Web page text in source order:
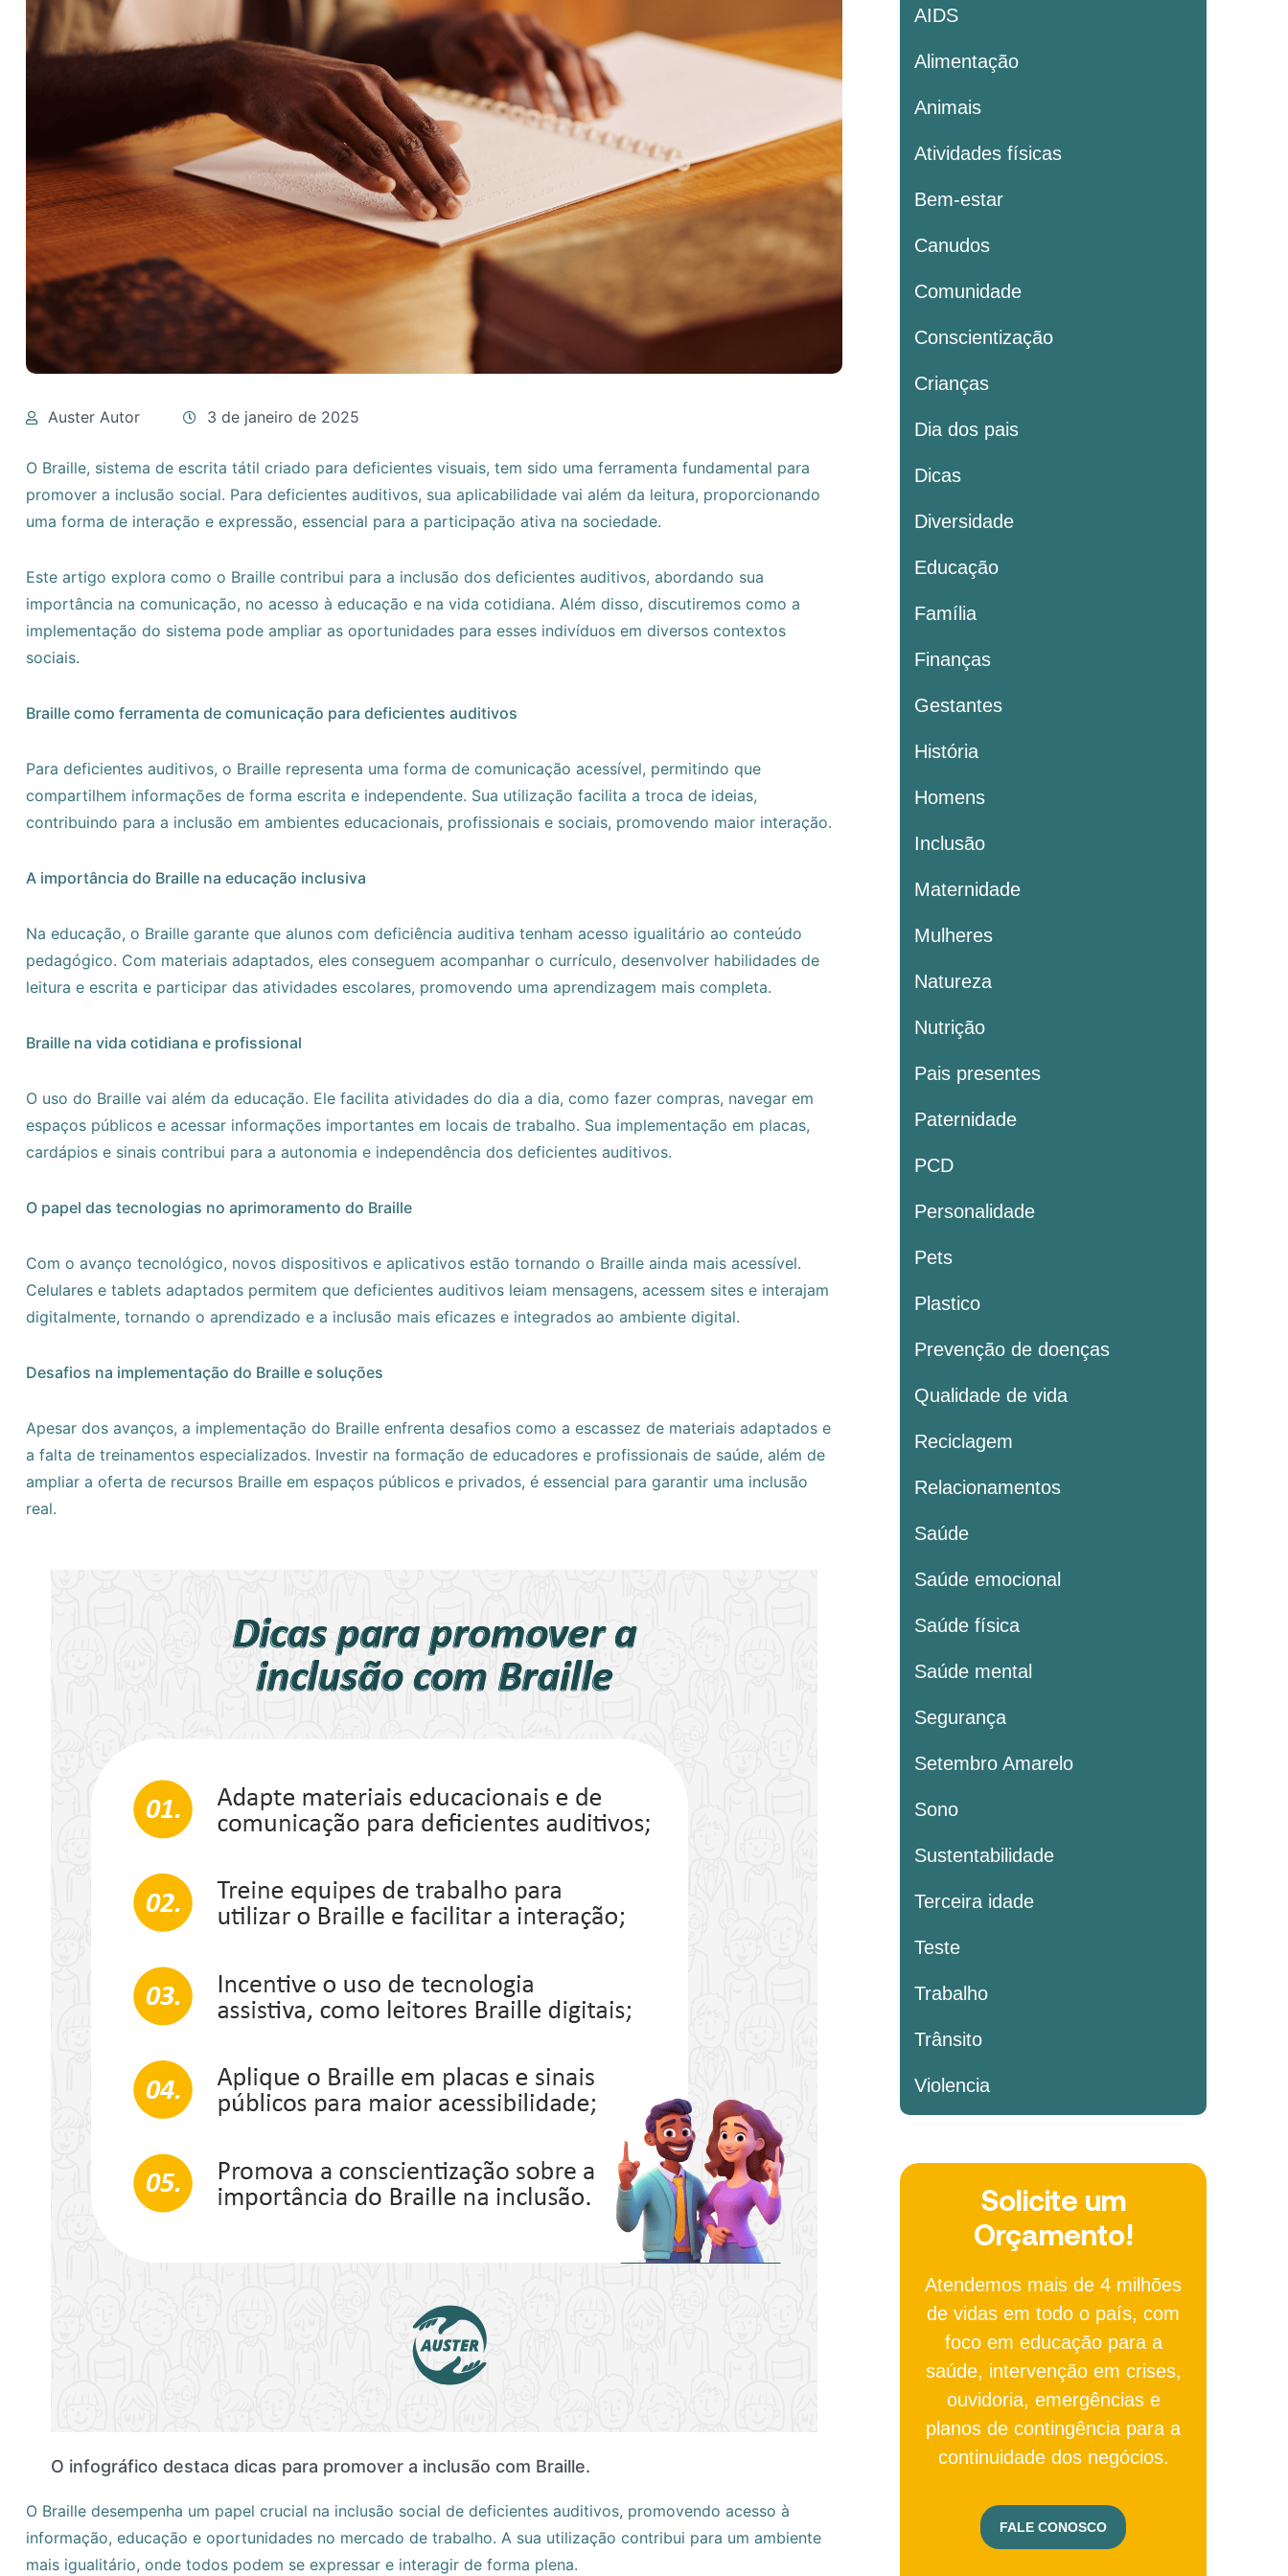
Auster Autor 3 de janeiro de 2025
O Braille, sistema de escrita tátil criado para deficientes visuais, tem sido uma ferramenta fundamental para
promover a inclusão social. Para deficientes auditivos, sua aplicabilidade vai além da leitura, proporcionando
uma forma de interação e expressão, essencial para a participação ativa na sociedade.
Este artigo explora como o Braille contribui para a inclusão dos deficientes auditivos, abordando sua
importância na comunicação, no acesso à educação e na vida cotidiana. Além disso, discutiremos como a
implementação do sistema pode ampliar as oportunidades para esses indivíduos em diversos contextos
sociais.
Braille como ferramenta de comunicação para deficientes auditivos
Para deficientes auditivos, o Braille representa uma forma de comunicação acessível, permitindo que
compartilhem informações de forma escrita e independente. Sua utilização facilita a troca de ideias,
contribuindo para a inclusão em ambientes educacionais, profissionais e sociais, promovendo maior interação.
A importância do Braille na educação inclusiva
Na educação, o Braille garante que alunos com deficiência auditiva tenham acesso igualitário ao conteúdo
pedagógico. Com materiais adaptados, eles conseguem acompanhar o currículo, desenvolver habilidades de
leitura e escrita e participar das atividades escolares, promovendo uma aprendizagem mais completa.
Braille na vida cotidiana e profissional
O uso do Braille vai além da educação. Ele facilita atividades do dia a dia, como fazer compras, navegar em
espaços públicos e acessar informações importantes em locais de trabalho. Sua implementação em placas,
cardápios e sinais contribui para a autonomia e independência dos deficientes auditivos.
O papel das tecnologias no aprimoramento do Braille
Com o avanço tecnológico, novos dispositivos e aplicativos estão tornando o Braille ainda mais acessível.
Celulares e tablets adaptados permitem que deficientes auditivos leiam mensagens, acessem sites e interajam
digitalmente, tornando o aprendizado e a inclusão mais eficazes e integrados ao ambiente digital.
Desafios na implementação do Braille e soluções
Apesar dos avanços, a implementação do Braille enfrenta desafios como a escassez de materiais adaptados e
a falta de treinamentos especializados. Investir na formação de educadores e profissionais de saúde, além de
ampliar a oferta de recursos Braille em espaços públicos e privados, é essencial para garantir uma inclusão
real.
O infográfico destaca dicas para promover a inclusão com Braille.
O Braille desempenha um papel crucial na inclusão social de deficientes auditivos, promovendo acesso à
informação, educação e oportunidades no mercado de trabalho. A sua utilização contribui para um ambiente
mais igualitário, onde todos podem se expressar e interagir de forma plena.
AIDS
Alimentação
Animais
Atividades físicas
Bem-estar
Canudos
Comunidade
Conscientização
Crianças
Dia dos pais
Dicas
Diversidade
Educação
Família
Finanças
Gestantes
História
Homens
Inclusão
Maternidade
Mulheres
Natureza
Nutrição
Pais presentes
Paternidade
PCD
Personalidade
Pets
Plastico
Prevenção de doenças
Qualidade de vida
Reciclagem
Relacionamentos
Saúde
Saúde emocional
Saúde física
Saúde mental
Segurança
Setembro Amarelo
Sono
Sustentabilidade
Terceira idade
Teste
Trabalho
Trânsito
Violencia
Solicite um
Orçamento!
Atendemos mais de 4 milhões
de vidas em todo o país, com
foco em educação para a
saúde, intervenção em crises,
ouvidoria, emergências e
planos de contingência para a
continuidade dos negócios.
FALE CONOSCO